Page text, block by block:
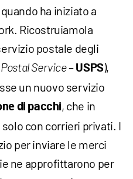
ha iniziato a
Ricostruiamola
postale degli
Service– USPS),
un nuovo servizio
di pacchi, che in
con corrieri privati. I
per inviare le merci
ne approfittarono per